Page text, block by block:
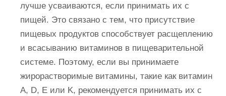
лучше усваиваются, если принимать их с
пищей. Это связано с тем, что присутствие
пищевых продуктов способствует расщеплению
и всасыванию витаминов в пищеварительной
системе. Поэтому, если вы принимаете
жирорастворимые витамины, такие как витамин
A, D, E или K, рекомендуется принимать их с